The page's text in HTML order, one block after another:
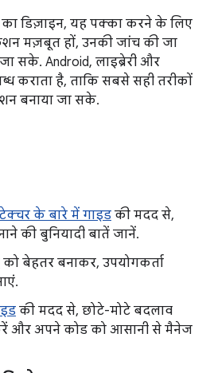
डिज़ाइन, यह पक्का करने के लिए
मज़बूत हों, उनकी जांच की जा
सके. Android, लाइब्रेरी और
कराता है, ताकि सबसे सही तरीकों
बनाया जा सके.
के बारे में गाइड की मदद से,
की बुनियादी बातें जानें.
को बेहतर बनाकर, उपयोगकर्ता
की मदद से, छोटे-मोटे बदलाव
और अपने कोड को आसानी से मैनेज